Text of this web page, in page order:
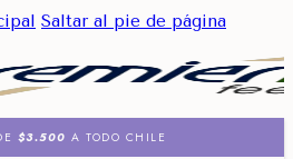
Saltar al pie de página
$3.500 A TODO CHILE